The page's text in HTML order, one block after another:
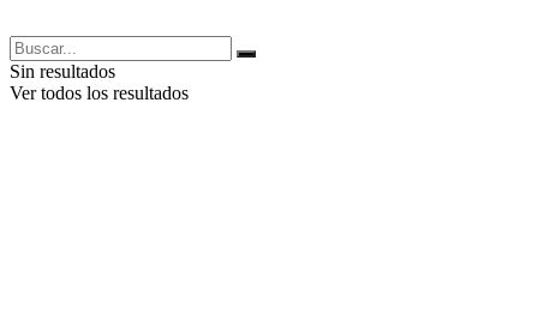
Sin resultados
Ver todos los resultados